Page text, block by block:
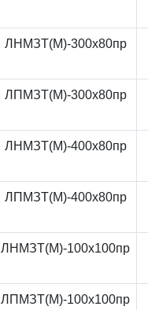
ЛНМЗТ(М)-300x80пр
ЛПМЗТ(М)-300x80пр
ЛНМЗТ(М)-400x80пр
ЛПМЗТ(М)-400x80пр
ЛНМЗТ(М)-100x100пр
ЛПМЗТ(М)-100x100пр